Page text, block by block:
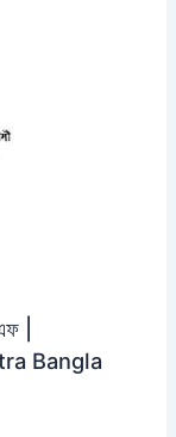
|
Bangla